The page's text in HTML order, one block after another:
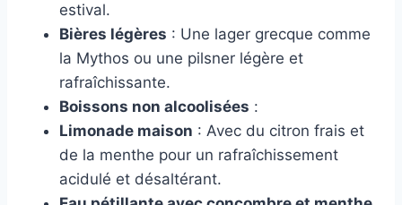
estival.
Bières légères : Une lager grecque comme
la Mythos ou une pilsner légère et
rafraîchissante.
Boissons non alcoolisées :
Limonade maison : Avec du citron frais et
de la menthe pour un rafraîchissement
acidulé et désaltérant.